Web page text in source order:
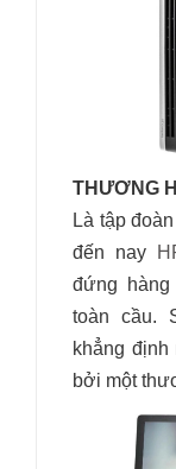
THƯƠNG
Là tập
đến nay
đứng
toàn cầu.
khẳng
bởi một